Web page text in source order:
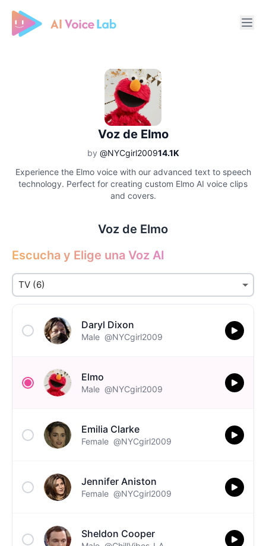
Free AI Cover & AI Voice Over
Voz de Elmo
by @NYCgirl200914.1K
Experience the Elmo voice with our advanced text to speech
technology. Perfect for creating custom Elmo AI voice clips
and covers.
Voz de Elmo
Escucha y Elige una Voz AI
Daryl Dixon
Male @NYCgirl2009
Elmo
Male @NYCgirl2009
Emilia Clarke
Female @NYCgirl2009
Jennifer Aniston
Female @NYCgirl2009
Sheldon Cooper